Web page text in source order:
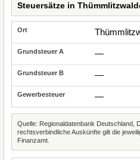
Steuersätze in
—
—
—
Quelle: Regionaldatenbank Deutschland,
rechtsverbindliche Auskünfte gilt die
Finanzamt.